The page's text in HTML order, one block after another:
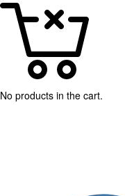
No products in the cart.